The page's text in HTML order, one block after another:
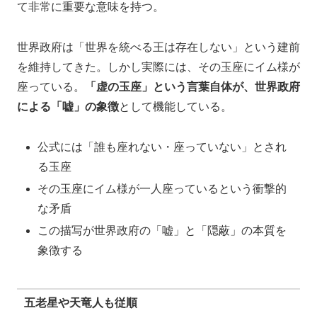
て非常に重要な意味を持つ。
世界政府は「世界を統べる王は存在しない」という建前
を維持してきた。しかし実際には、その玉座にイム様が
座っている。
「虚の玉座」という言葉自体が、世界政府
による「嘘」の象徴として機能している。
公式には「誰も座れない・座っていない」とされ
る玉座
その玉座にイム様が一人座っているという衝撃的
な矛盾
この描写が世界政府の「嘘」と「隠蔽」の本質を
象徴する
五老星や天竜人も従順